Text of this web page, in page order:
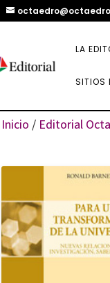
LA
SITIOS
Inicio / Editorial